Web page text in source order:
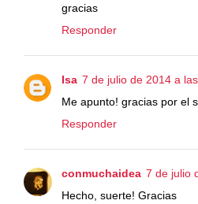
gracias
Responder
Isa 7 de julio de 2014 a
Me apunto! gracias por el
Responder
conmuchaidea 7 de julio
Hecho, suerte! Gracias